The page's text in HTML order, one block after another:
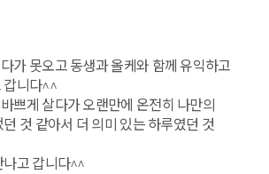
가 못오고 동생과 올케와 함께 유익하고
갑니다^^
쁘게 살다가 오랜만에 온전히 나만의
것 같아서 더 의미 있는 하루였던 것
나고 갑니다^^